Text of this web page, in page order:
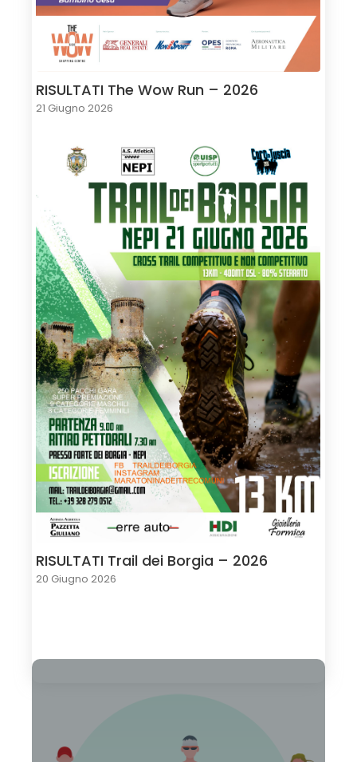
RISULTATI The Wow Run – 2026
21 Giugno 2026
RISULTATI Trail dei Borgia – 2026
20 Giugno 2026
Load More